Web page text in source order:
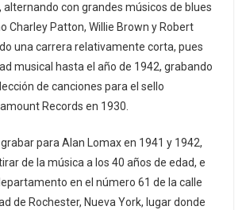
alternando con grandes músicos de blues
Charley Patton, Willie Brown y Robert
una carrera relativamente corta, pues
musical hasta el año de 1942, grabando
de canciones para el sello
Records en 1930.
para Alan Lomax en 1941 y 1942,
de la música a los 40 años de edad, e
en el número 61 de la calle
de Rochester, Nueva York, lugar donde